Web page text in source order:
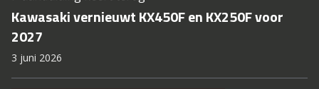
Kawasaki vernieuwt KX450F en KX250F voor
2027
3 juni 2026